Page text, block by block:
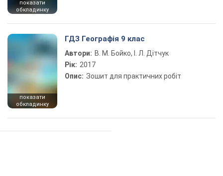
показати
обкладинку
показати
обкладинку
ГДЗ Географія 9 клас
Автори: В. М. Бойко, І. Л. Дітчук
Рік: 2017
Опис: Зошит для практичних робіт